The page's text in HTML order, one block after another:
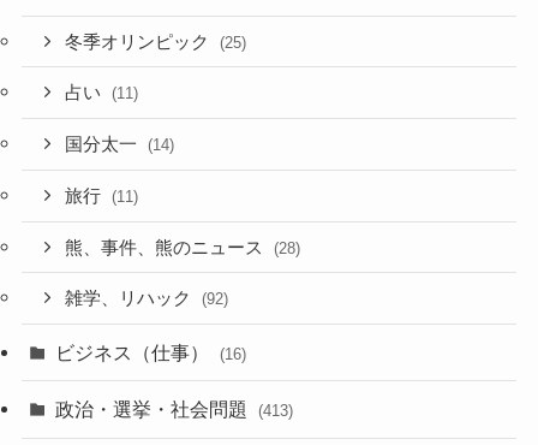
冬季オリンピック (25)
占い (11)
国分太一 (14)
旅行 (11)
熊、事件、熊のニュース (28)
雑学、リハック (92)
ビジネス（仕事） (16)
政治・選挙・社会問題 (413)